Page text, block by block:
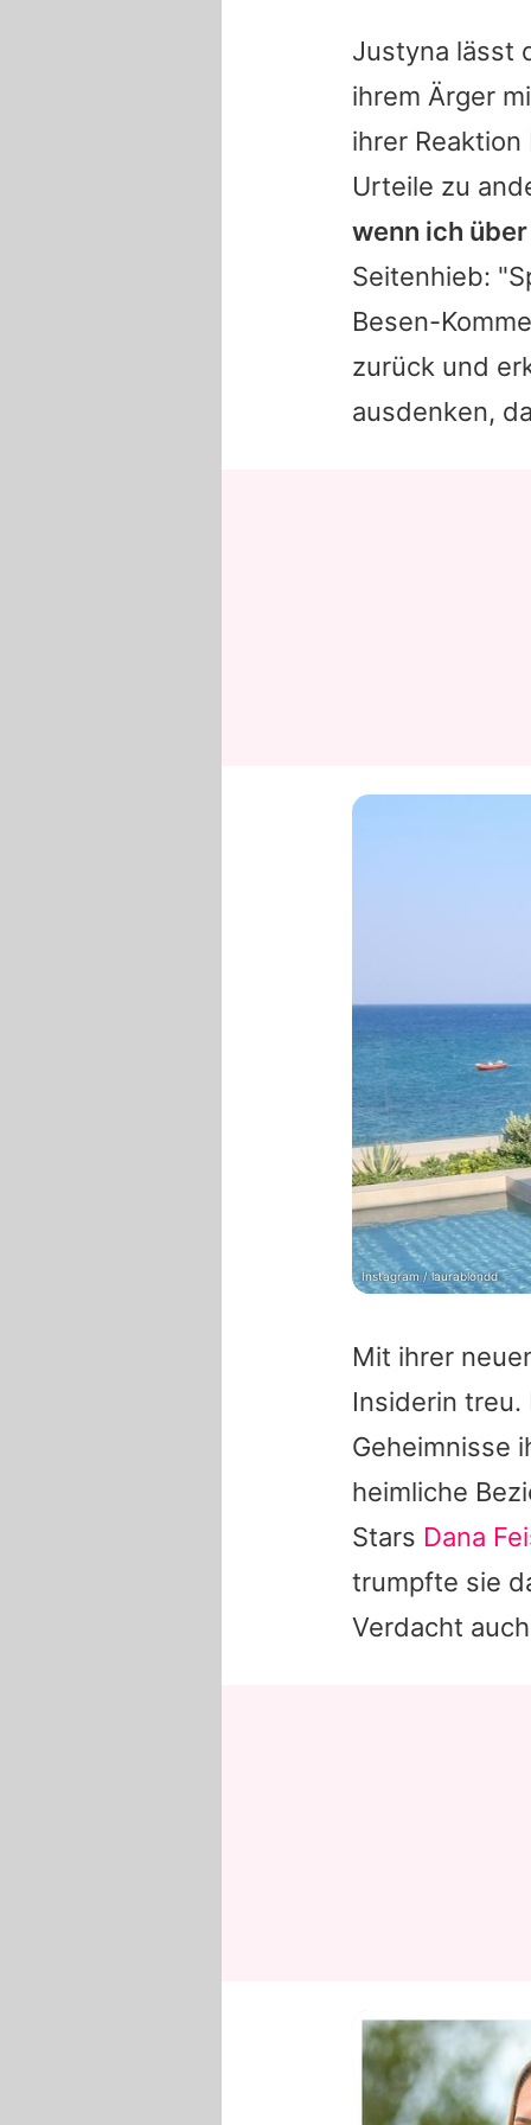
Justyna lässt
ihrem Ärger
ihrer
Urteile zu
wenn ich
Seitenhieb:
Besen-
zurück und
ausdenken,
Mit ihrer
Insiderin
Geheimnisse
heimliche
Stars Dana
trumpfte sie
Verdacht
Instagram / laurablondd